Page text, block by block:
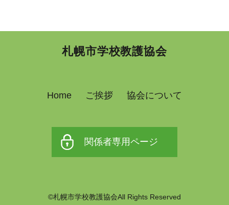
札幌市学校教護協会
Home ご挨拶 協会について
関係者専用ページ
©札幌市学校教護協会All Rights Reserved